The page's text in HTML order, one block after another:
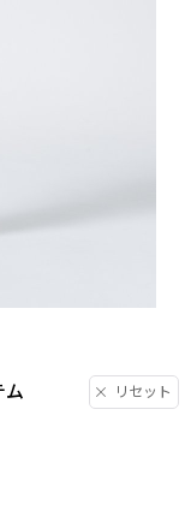
ム リセット